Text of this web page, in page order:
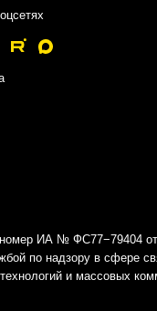
номер ИА № ФС77−79404
по надзору в сфере
и массовых